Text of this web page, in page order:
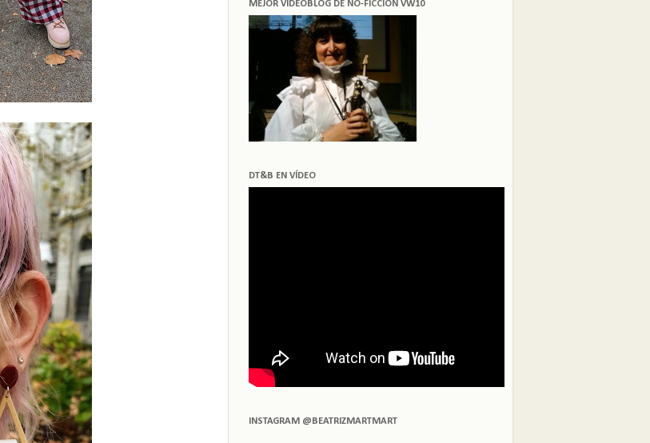
MEJOR VIDEOBLOG DE NO-FICCIÓN VW10
DT&B EN VÍDEO
INSTAGRAM @BEATRIZMARTMART